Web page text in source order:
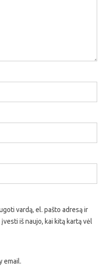
vardą, el. pašto adresą ir
iš naujo, kai kitą kartą vėl
email.